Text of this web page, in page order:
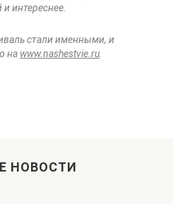
интереснее.
стали именными, и
на www.nashestvie.ru
НОВОСТИ